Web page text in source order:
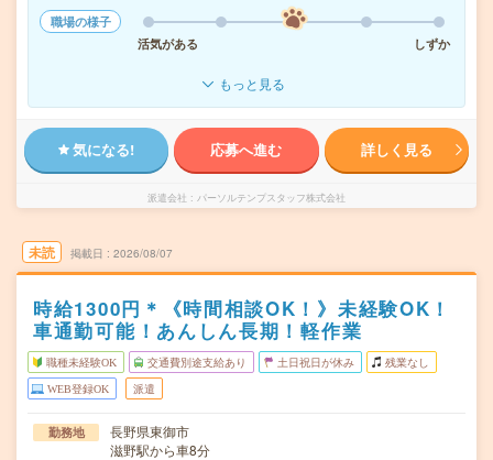
職場の様子
活気がある
しずか
もっと見る
気になる! 応募へ進む 詳しく見る
派遣会社 パーソルテンプスタッフ株式会社
未読 掲載日 2026/08/07
時給1300円＊《時間相談OK！》未経験OK！
車通勤可能！あんしん長期！軽作業
職種未経験OK 交通費別途支給あり 土日祝日が休み 残業なし
WEB登録OK 派遣
勤務地
長野県東御市
滋野駅から車8分